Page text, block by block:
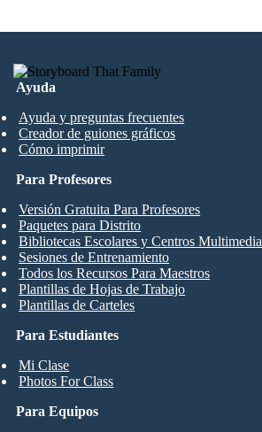
Ayuda
Ayuda y preguntas frecuentes
Creador de guiones gráficos
Cómo imprimir
Para Estudiantes
Mi Clase
Photos For Class
Para Profesores
Versión Gratuita Para Profesores
Paquetes para Distrito
Bibliotecas Escolares y Centros Multimedia
Sesiones de Entrenamiento
Todos los Recursos Para Maestros
Plantillas de Hojas de Trabajo
Plantillas de Carteles
Para Equipos